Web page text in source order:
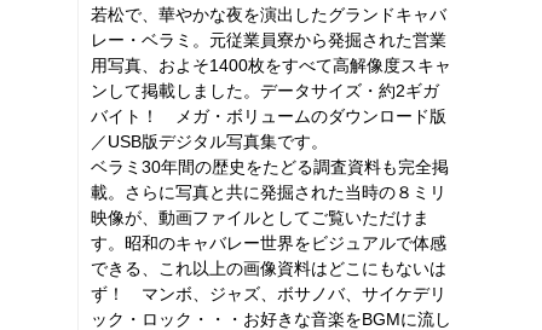
若松で、華やかな夜を演出したグランドキャバ
レー・ベラミ。元従業員寮から発掘された営業
用写真、およそ1400枚をすべて高解像度スキャ
ンして掲載しました。データサイズ・約2ギガ
バイト！ メガ・ボリュームのダウンロード版
／USB版デジタル写真集です。
ベラミ30年間の歴史をたどる調査資料も完全掲
載。さらに写真と共に発掘された当時の８ミリ
映像が、動画ファイルとしてご覧いただけま
す。昭和のキャバレー世界をビジュアルで体感
できる、これ以上の画像資料はどこにもないは
ず！ マンボ、ジャズ、ボサノバ、サイケデリ
ック・ロック・・・お好きな音楽をBGMに流し